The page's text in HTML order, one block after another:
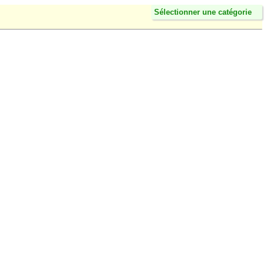
Sélectionner une catégorie